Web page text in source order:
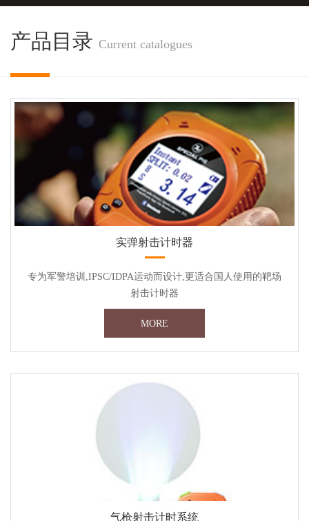
产品目录 Current catalogues
实弹射击计时器
专为军警培训,IPSC/IDPA运动而设计,更适合国人使用的靶场
射击计时器
MORE
气枪射击计时系统